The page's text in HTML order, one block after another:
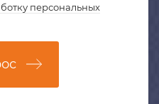
персональных